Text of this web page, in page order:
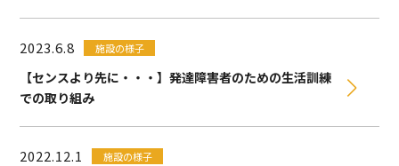
2023.6.8 施設の様子
【センスより先に・・・】発達障害者のための生活訓練
での取り組み
2022.12.1 施設の様子